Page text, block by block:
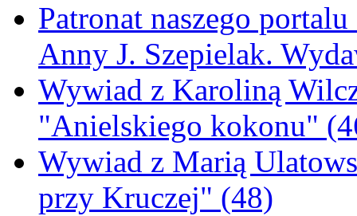
Patronat naszego
Anny J. Szepielak.
Wywiad z Karoliną
"Anielskiego kokonu"
Wywiad z Marią
przy Kruczej" (48)